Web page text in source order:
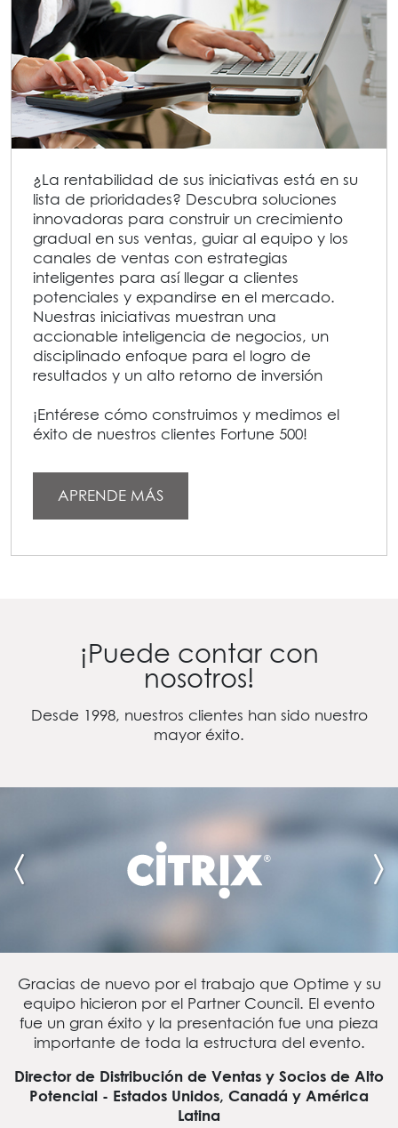
¿La rentabilidad de sus iniciativas está en su
lista de prioridades? Descubra soluciones
innovadoras para construir un crecimiento
gradual en sus ventas, guiar al equipo y los
canales de ventas con estrategias
inteligentes para así llegar a clientes
potenciales y expandirse en el mercado.
Nuestras iniciativas muestran una
accionable inteligencia de negocios, un
disciplinado enfoque para el logro de
resultados y un alto retorno de inversión
¡Entérese cómo construimos y medimos el
éxito de nuestros clientes Fortune 500!
APRENDE MÁS
¡Puede contar con
nosotros!
Desde 1998, nuestros clientes han sido nuestro
mayor éxito.
Gracias de nuevo por el trabajo que Optime y su
equipo hicieron por el Partner Council. El evento
fue un gran éxito y la presentación fue una pieza
importante de toda la estructura del evento.
Director de Distribución de Ventas y Socios de Alto
Potencial - Estados Unidos, Canadá y América
Latina